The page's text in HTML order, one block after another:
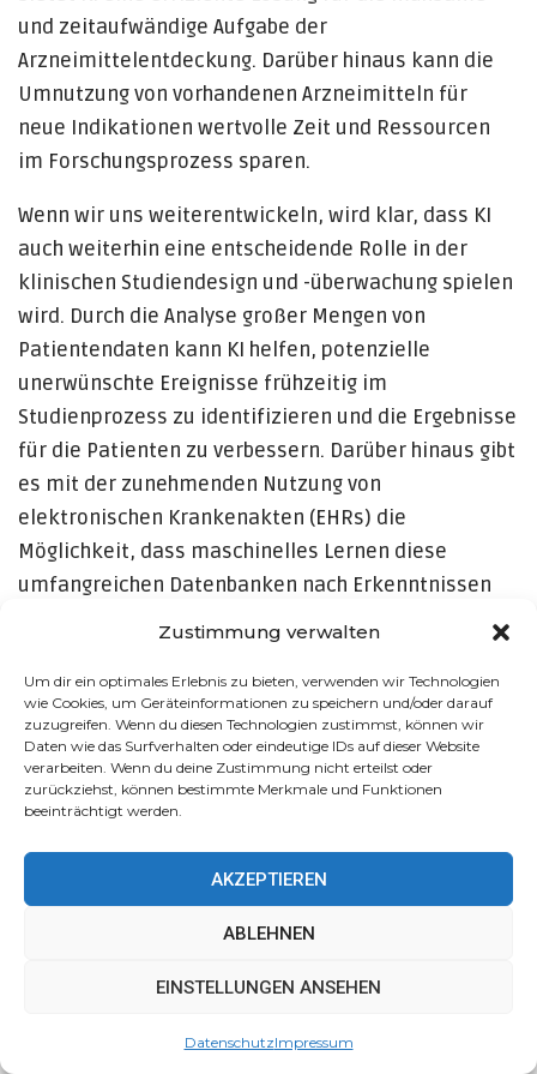
Zustimmung verwalten
Um dir ein optimales Erlebnis zu bieten, verwenden wir Technologien
wie Cookies, um Geräteinformationen zu speichern und/oder darauf
zuzugreifen. Wenn du diesen Technologien zustimmst, können wir
Daten wie das Surfverhalten oder eindeutige IDs auf dieser Website
verarbeiten. Wenn du deine Zustimmung nicht erteilst oder
zurückziehst, können bestimmte Merkmale und Funktionen
beeinträchtigt werden.
AKZEPTIEREN
ABLEHNEN
EINSTELLUNGEN ANSEHEN
DatenschutzImpressum
und zeitaufwändige Aufgabe der
Arzneimittelentdeckung. Darüber hinaus kann die
Umnutzung von vorhandenen Arzneimitteln für
neue Indikationen wertvolle Zeit und Ressourcen
im Forschungsprozess sparen.
Wenn wir uns weiterentwickeln, wird klar, dass KI
auch weiterhin eine entscheidende Rolle in der
klinischen Studiendesign und -überwachung spielen
wird. Durch die Analyse großer Mengen von
Patientendaten kann KI helfen, potenzielle
unerwünschte Ereignisse frühzeitig im
Studienprozess zu identifizieren und die Ergebnisse
für die Patienten zu verbessern. Darüber hinaus gibt
es mit der zunehmenden Nutzung von
elektronischen Krankenakten (EHRs) die
Möglichkeit, dass maschinelles Lernen diese
umfangreichen Datenbanken nach Erkenntnissen
über Krankheitsverlauf und Behandlungsreaktionen
Zusammenfassend lässt sich sagen, dass es noch
Herausforderungen gibt, wie beispielsweise
Datenqualitätsprobleme und regulatorische
Hürden. Die Möglichkeiten, die KI in der
aufregend. Die Zukunft verspricht schnellere und
effizientere Prozesse bei der
Arzneimittelentdeckung, von denen Patienten
weltweit profitieren werden.
verbessern. Wir gehen davon aus, dass Sie damit
Akzeptieren Mehr erfahren